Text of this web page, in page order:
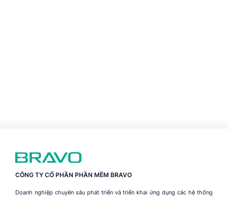
CÔNG TY CỔ PHẦN PHẦN MỀM BRAVO
Doanh nghiệp chuyên sâu phát triển và triển khai ứng dụng các hệ thống